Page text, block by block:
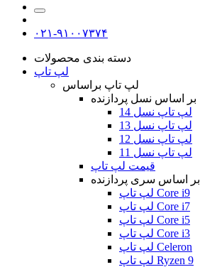
۰۲۱-۹۱۰۰۷۳۷۴
دسته بندی محصولات
لپ تاپ
لپ تاپ براساس
بر اساس نسل پردازنده
لپ تاپ نسل 14
لپ تاپ نسل 13
لپ تاپ نسل 12
لپ تاپ نسل 11
قیمت لپ تاپ
بر اساس سری پردازنده
لپ تاپ Core i9
لپ تاپ Core i7
لپ تاپ Core i5
لپ تاپ Core i3
لپ تاپ Celeron
لپ تاپ Ryzen 9